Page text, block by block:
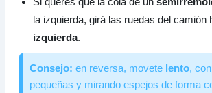
la izquierda, girá las ruedas del camión
izquierda.
Consejo: en reversa, movete lento,
pequeñas y mirando espejos de forma